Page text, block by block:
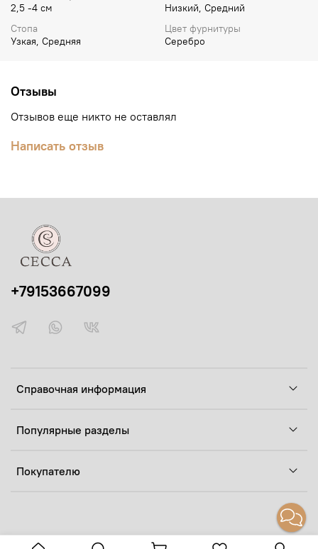
2,5 -4 см
Низкий, Средний
Стопа
Узкая, Средняя
Цвет фурнитуры
Серебро
Отзывы
Отзывов еще никто не оставлял
Написать отзыв
Справочная информация
Популярные разделы
Покупателю
+79153667099